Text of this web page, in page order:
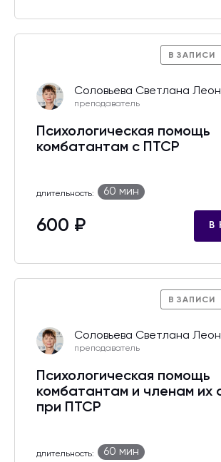
В ЗАПИСИ
Соловьева Светлана
преподаватель
Психологическая помощь
комбатантам с ПТСР
длительность: 60 мин
600 ₽ В
В ЗАПИСИ
Соловьева Светлана
преподаватель
Психологическая помощь
комбатантам и членам их
при ПТСР
длительность: 60 мин